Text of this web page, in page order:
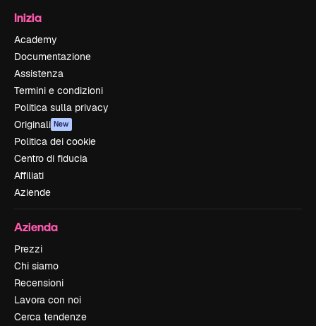
Inizia
Academy
Documentazione
Assistenza
Termini e condizioni
Politica sulla privacy
Originali New
Politica dei cookie
Centro di fiducia
Affiliati
Aziende
Azienda
Prezzi
Chi siamo
Recensioni
Lavora con noi
Cerca tendenze